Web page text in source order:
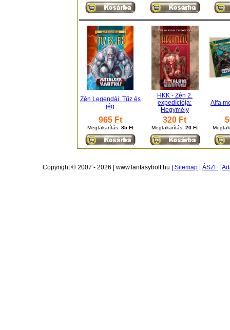
Zén Legendái: Tűz és
jég
HKK - Zén 2.
expedíciója:
Hegymély
Alfa
965 Ft
Megtakarítás: 85 Ft
320 Ft
Megtakarítás:20 Ft
Copyright © 2007 - 2026 | www.fantasybolt.hu | Sitemap ÁSZF